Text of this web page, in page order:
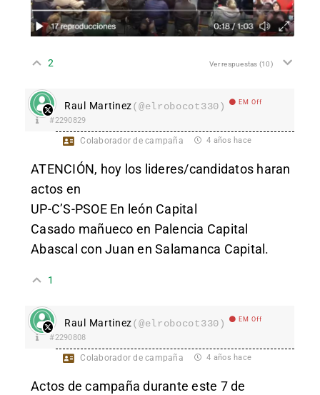
2 Ver respuestas (10)
Raul Martinez(@elrobocot330) EM Off
#2290829
Colaborador de campaña 4 años hace
ATENCIÓN, hoy los lideres/candidatos haran
actos en
UP-C’S-PSOE En león Capital
Casado mañueco en Palencia Capital
Abascal con Juan en Salamanca Capital.
1
Raul Martinez(@elrobocot330) EM Off
#2290808
Colaborador de campaña 4 años hace
Actos de campaña durante este 7 de